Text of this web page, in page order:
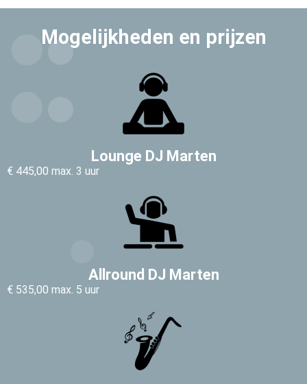
Mogelijkheden en prijzen
Lounge DJ Marten
€ 445,00 max. 3 uur
Allround DJ Marten
€ 535,00 max. 5 uur